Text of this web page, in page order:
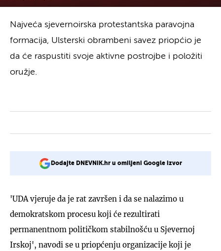
Najveća sjevernoirska protestantska paravojna
formacija, Ulsterski obrambeni savez priopćio je
da će raspustiti svoje aktivne postrojbe i položiti
oružje.
Dodajte DNEVNIK.hr u omiljeni Google izvor
'UDA vjeruje da je rat završen i da se nalazimo u
demokratskom procesu koji će rezultirati
permanentnom političkom stabilnošću u Sjevernoj
Irskoj', navodi se u priopćenju organizacije koji je